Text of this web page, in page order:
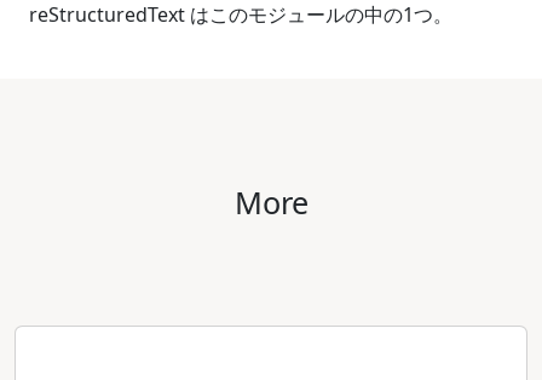
reStructuredText はこのモジュールの中の1つ。
More